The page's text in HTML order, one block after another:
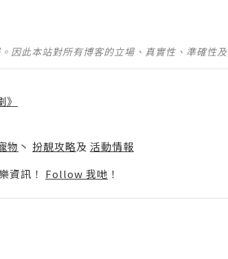
因此本站對所有博客的立場、真實性、準確性
物 丶 扮靚攻略及 活動情報
資訊！ Follow 我哋 ！